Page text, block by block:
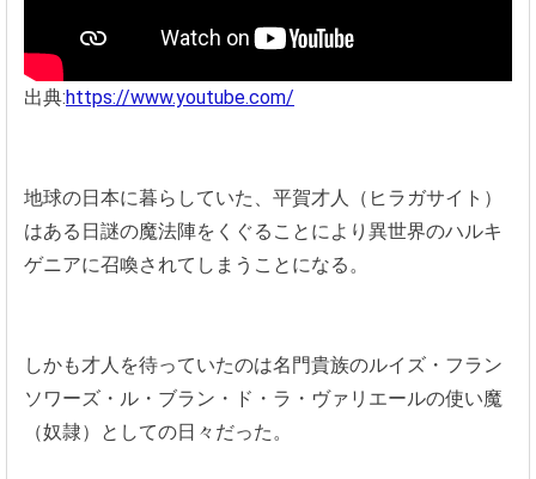
出典:https://www.youtube.com/
地球の日本に暮らしていた、平賀才人（ヒラガサイト）
はある日謎の魔法陣をくぐることにより異世界のハルキ
ゲニアに召喚されてしまうことになる。
しかも才人を待っていたのは名門貴族のルイズ・フラン
ソワーズ・ル・ブラン・ド・ラ・ヴァリエールの使い魔
（奴隷）としての日々だった。